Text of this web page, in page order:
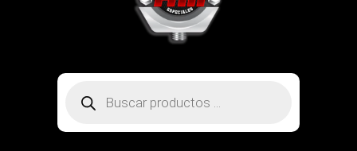
productos